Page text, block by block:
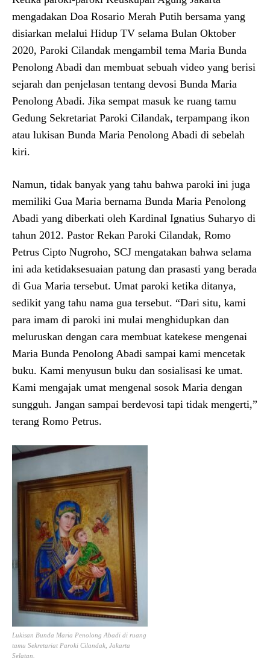
mengadakan Doa Rosario Merah Putih bersama yang
disiarkan melalui Hidup TV selama Bulan Oktober
2020, Paroki Cilandak mengambil tema Maria Bunda
Penolong Abadi dan membuat sebuah video yang berisi
sejarah dan penjelasan tentang devosi Bunda Maria
Penolong Abadi. Jika sempat masuk ke ruang tamu
Gedung Sekretariat Paroki Cilandak, terpampang ikon
atau lukisan Bunda Maria Penolong Abadi di sebelah
kiri.
Namun, tidak banyak yang tahu bahwa paroki ini juga
memiliki Gua Maria bernama Bunda Maria Penolong
Abadi yang diberkati oleh Kardinal Ignatius Suharyo di
tahun 2012. Pastor Rekan Paroki Cilandak, Romo
Petrus Cipto Nugroho, SCJ mengatakan bahwa selama
ini ada ketidaksesuaian patung dan prasasti yang berada
di Gua Maria tersebut. Umat paroki ketika ditanya,
sedikit yang tahu nama gua tersebut. “Dari situ, kami
para imam di paroki ini mulai menghidupkan dan
meluruskan dengan cara membuat katekese mengenai
Maria Bunda Penolong Abadi sampai kami mencetak
buku. Kami menyusun buku dan sosialisasi ke umat.
Kami mengajak umat mengenal sosok Maria dengan
sungguh. Jangan sampai berdevosi tapi tidak mengerti,”
terang Romo Petrus.
Lukisan Bunda Maria Penolong Abadi di ruang
tamu Sekretariat Paroki Cilandak, Jakarta
Selatan.